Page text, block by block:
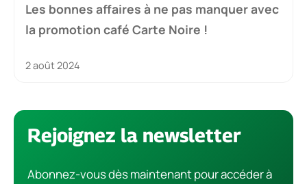
Les bonnes affaires à ne pas manquer avec
la promotion café Carte Noire !
2 août 2024
Rejoignez la newsletter
Abonnez-vous dès maintenant pour accéder à